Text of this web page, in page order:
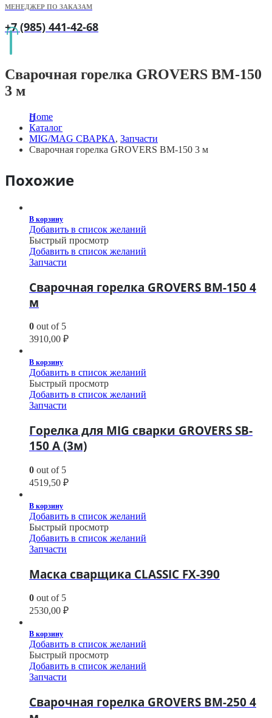
МЕНЕДЖЕР ПО ЗАКАЗАМ
+7 (985) 441-42-68
Сварочная горелка GROVERS BM-150
3 м
Home
Каталог
MIG/MAG СВАРКА, Запчасти
Сварочная горелка GROVERS BM-150 3 м
Похожие
В корзину
Добавить в список желаний
Быстрый просмотр
Добавить в список желаний
Запчасти
Сварочная горелка GROVERS BM-150 4
м
0 out of 5
3910,00 ₽
В корзину
Добавить в список желаний
Быстрый просмотр
Добавить в список желаний
Запчасти
Горелка для MIG сварки GROVERS SB-
150 A (3м)
0 out of 5
4519,50 ₽
В корзину
Добавить в список желаний
Быстрый просмотр
Добавить в список желаний
Запчасти
Маска сварщика CLASSIC FX-390
0 out of 5
2530,00 ₽
В корзину
Добавить в список желаний
Быстрый просмотр
Добавить в список желаний
Запчасти
Сварочная горелка GROVERS BM-250 4